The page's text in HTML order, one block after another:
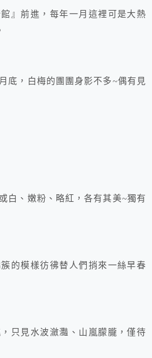
』前進，每年一月這裡可是大熱
底，白梅的團團身影不多~偶有見
白、嫩粉、略紅，各有其美~獨有
的模樣彷彿替人們捎來一絲早春
只見水波瀲灩、山嵐朦朧，僅待